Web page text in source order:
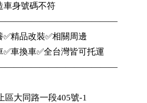
車身號碼不符
✅精品改裝✅相關周邊
✅車換車✅全台灣皆可托運
區大同路一段405號-1